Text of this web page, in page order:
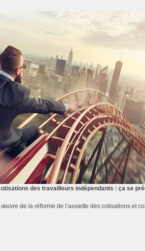
des travailleurs indépendants : ça se
de la réforme de l’assiette des cotisations et